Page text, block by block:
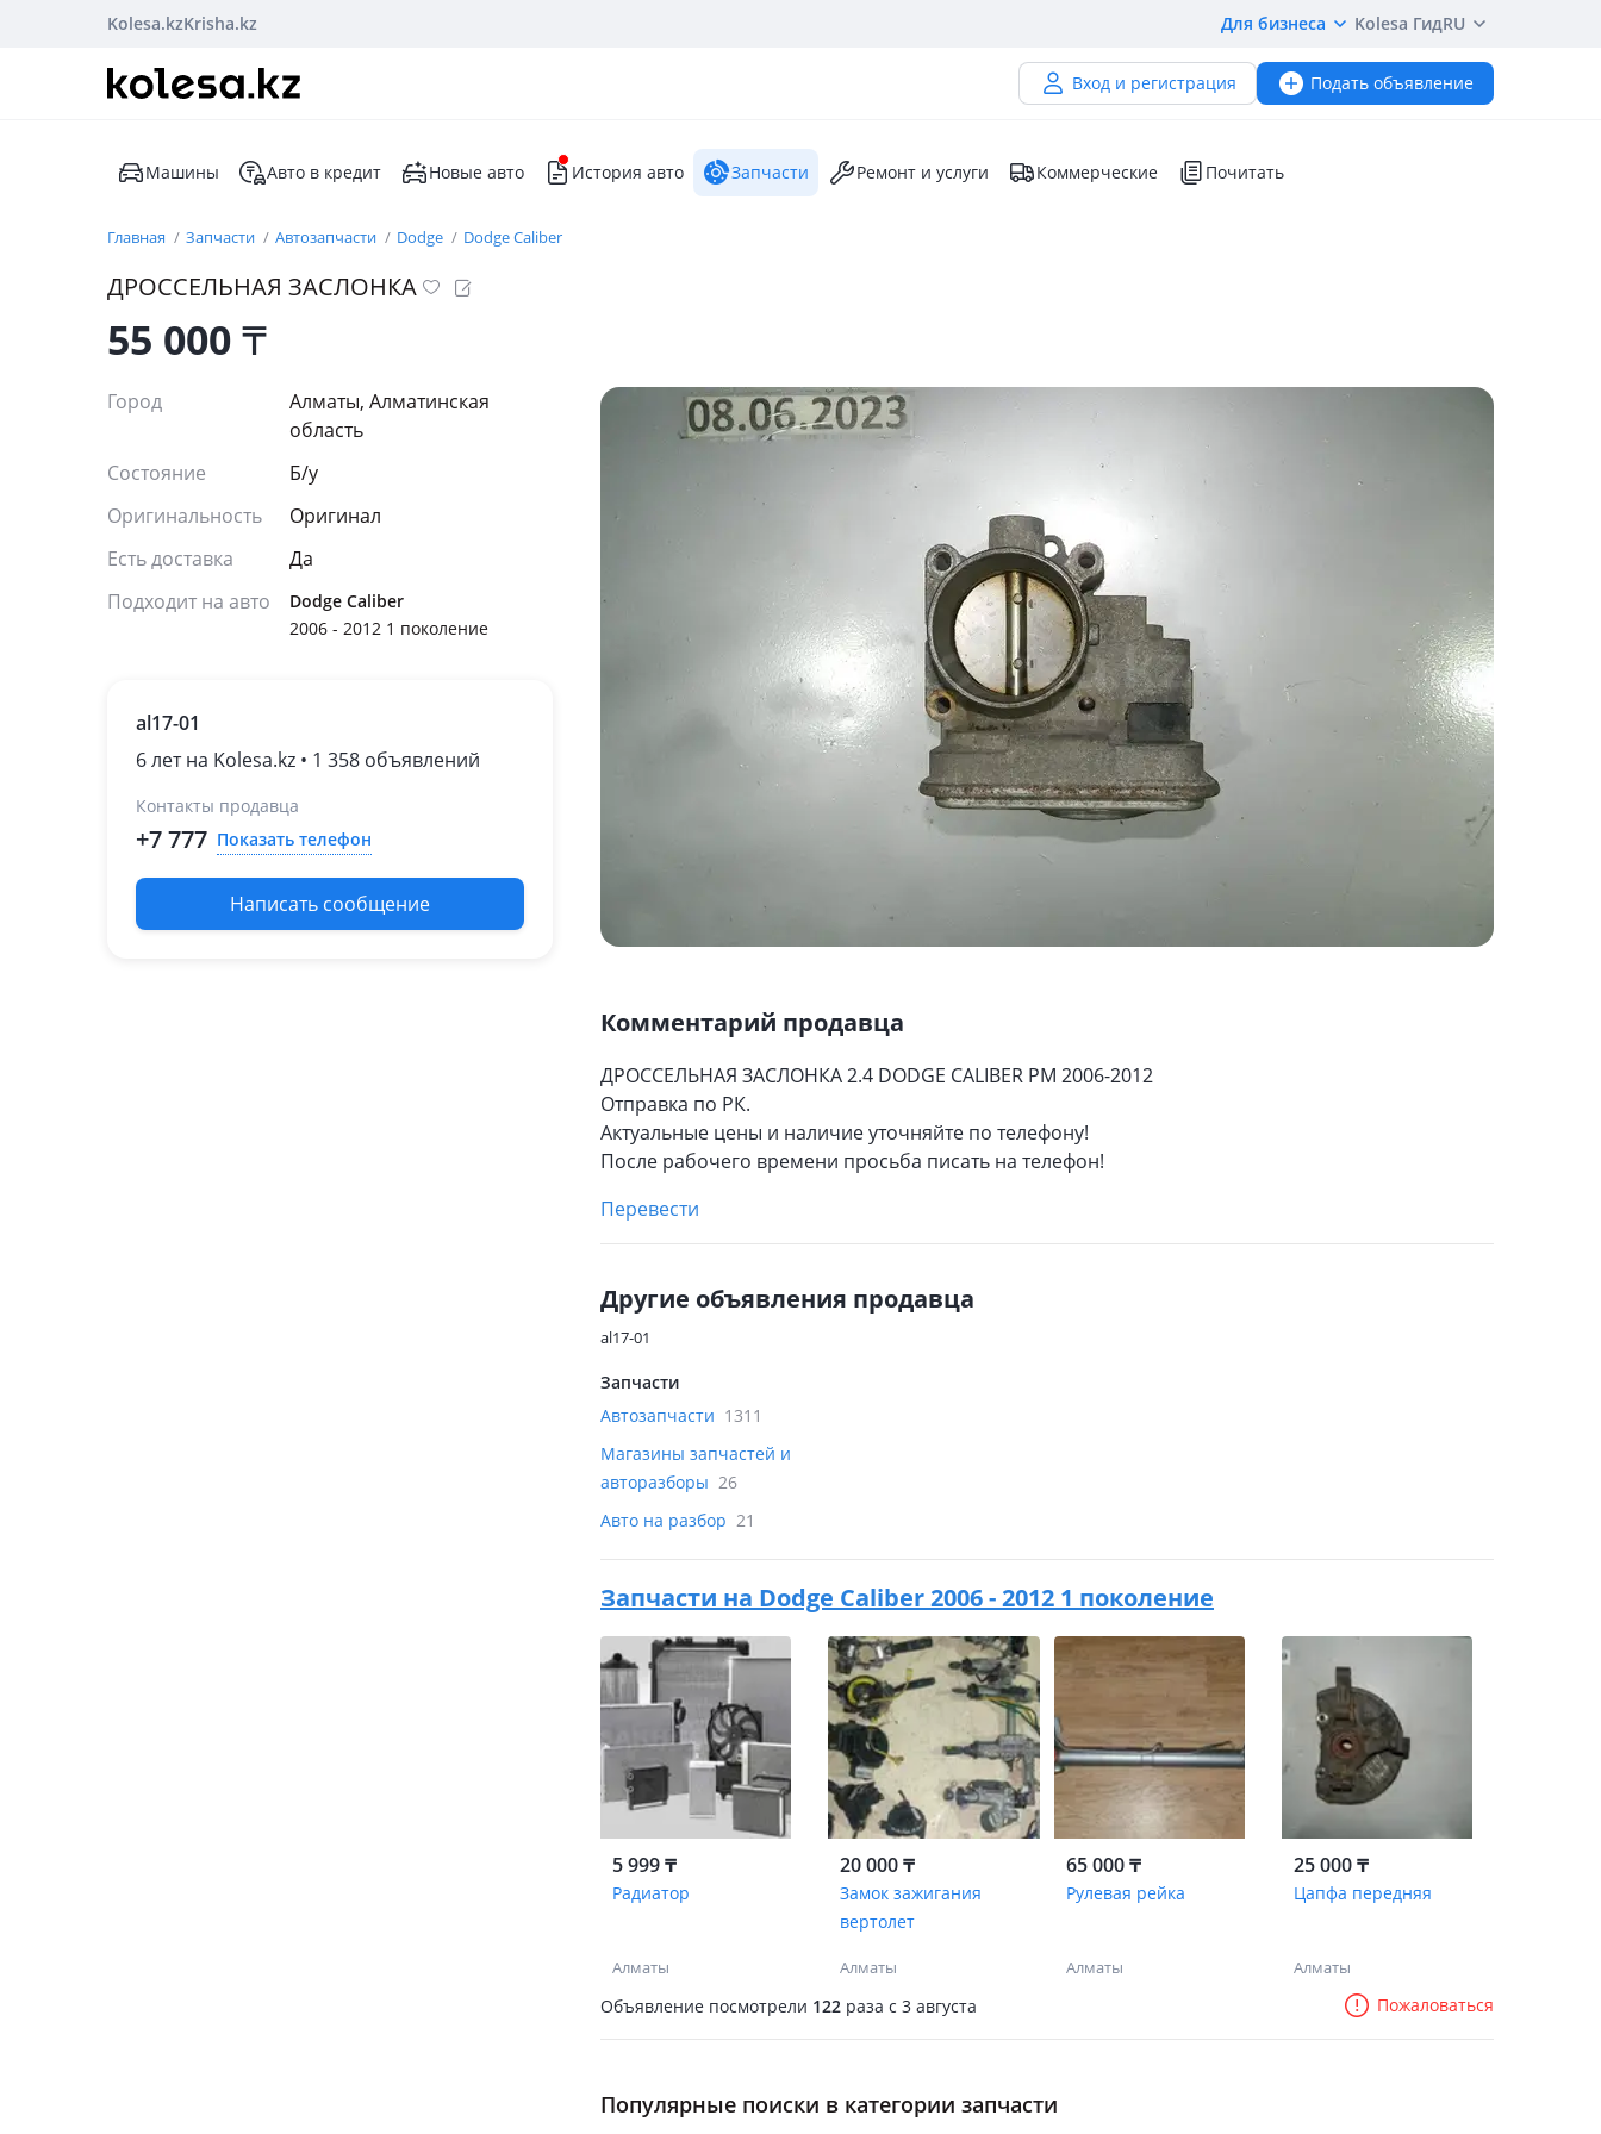
Kolesa.kzKrisha.kz Для бизнеса Kolesa ГидRU
Вход и регистрация Подать объявление
Машины Авто в кредит Новые авто История авто Запчасти Ремонт и услуги Коммерческие Почитать
Главная Запчасти Автозапчасти Dodge Dodge Caliber
ДРОССЕЛЬНАЯ ЗАСЛОНКА
55 000₸
Город
Алматы, Алматинская
область
Состояние
Б/y
Оригинальность
Оригинал
Есть доставка
Да
Подходит на авто
Dodge Caliber
2006 - 2012 1 поколение
al17-01
6 лет на Kolesa.kz • 1 358 объявлений
Контакты продавца
+7 777 Показать телефон
Написать сообщение
Комментарий продавца
ДРОССЕЛЬНАЯ ЗАСЛОНКА 2.4 DODGE CALIBER PM 2006-2012
Отправка по РК.
Актуальные цены и наличие уточняйте по телефону!
После рабочего времени просьба писать на телефон!
Перевести
Другие объявления продавца
al17-01
Запчасти
Автозапчасти 1311
Магазины запчастей и
авторазборы 26
Авто на разбор 21
Запчасти на Dodge Caliber 2006 - 2012 1 поколение
5 999 ₸
Радиатор
Алматы
20 000 ₸
Замок зажигания
вертолет
Алматы
65 000 ₸
Рулевая рейка
Алматы
25 000 ₸
Цапфа передняя
Алматы
Объявление посмотрели 122 раза c 3 августа Пожаловаться
Популярные поиски в категории запчасти